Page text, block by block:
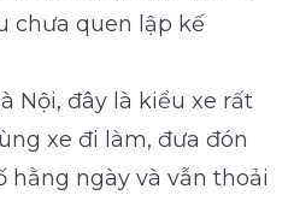
chưa quen lập kế
Nội, đây là kiểu xe rất
xe đi làm, đưa đón
hằng ngày và vẫn thoải